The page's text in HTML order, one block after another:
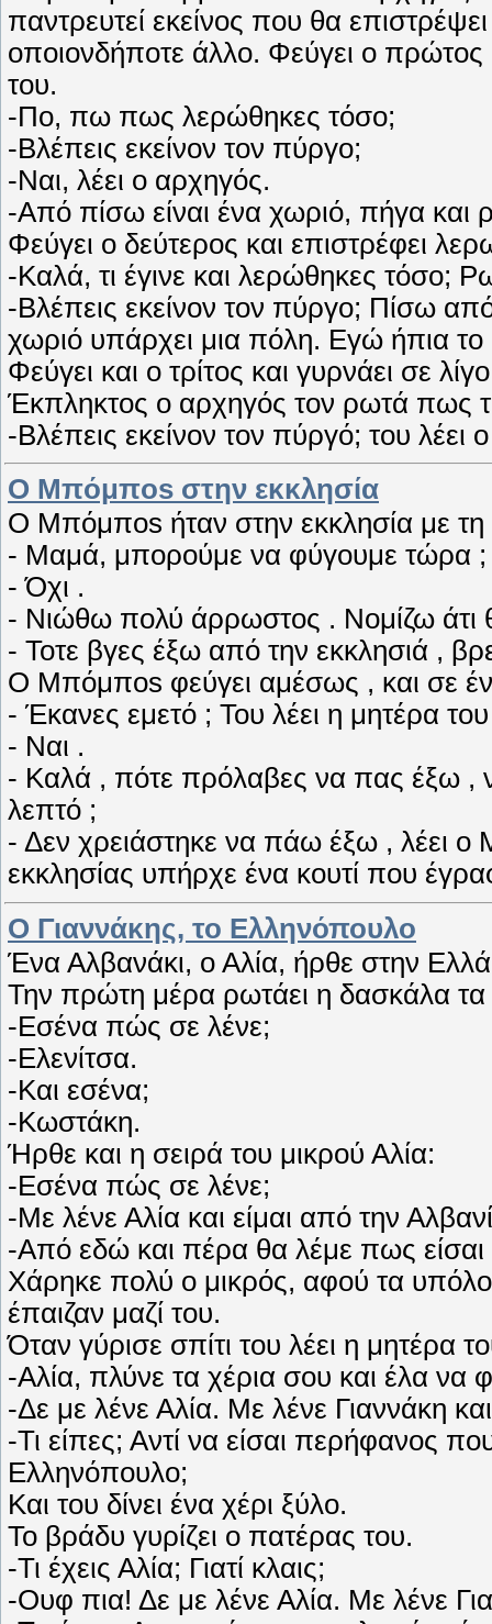
παντρευτεί εκείνος που θα
οποιονδήποτε άλλο. Φεύγει ο πρώτος
του.
-Πο, πω πως λερώθηκες τόσο;
-Βλέπεις εκείνον τον πύργο;
-Ναι, λέει ο αρχηγός.
-Από πίσω είναι ένα χωριό, πήγα και
Φεύγει ο δεύτερος και επιστρέφει
-Καλά, τι έγινε και λερώθηκες τόσο;
-Βλέπεις εκείνον τον πύργο; Πίσω
χωριό υπάρχει μια πόλη. Εγώ ήπια
Φεύγει και ο τρίτος και γυρνάει σε
Έκπληκτος ο αρχηγός τον ρωτά πως
-Βλέπεις εκείνον τον πύργό; του
O Mπόμπos στην εκκλησία
O Mπόμπos ήταν στην εκκλησία με τη
- Μαμά, μπορούμε να φύγουμε τώρα ;
- Όχι .
- Νιώθω πολύ άρρωστος . Noμίζω άτι
- Toτε βγες έξω από την εκκλησιά ,
O Mπόμποs φεύγει αμέσως , και σε
- Έκανες εμετό ; Του λέει η μητέρα
- Nαι .
- Καλά , πότε πρόλαβες να πας έξω ,
λεπτό ;
- Δεν χρειάστηκε να πάω έξω , λέει o
εκκλησίας υπήρχε ένα κουτί που
Ο Γιαννάκης, το Ελληνόπουλο
Ένα Αλβανάκι, ο Αλία, ήρθε στην
Την πρώτη μέρα ρωτάει η δασκάλα τα
-Εσένα πώς σε λένε;
-Ελενίτσα.
-Και εσένα;
-Κωστάκη.
Ήρθε και η σειρά του μικρού Αλία:
-Εσένα πώς σε λένε;
-Με λένε Αλία και είμαι από την
-Από εδώ και πέρα θα λέμε πως είσαι
Χάρηκε πολύ ο μικρός, αφού τα
έπαιζαν μαζί του.
Όταν γύρισε σπίτι του λέει η μητέρα
-Αλία, πλύνε τα χέρια σου και έλα να
-Δε με λένε Αλία. Με λένε Γιαννάκη
-Τι είπες; Αντί να είσαι περήφανος
Ελληνόπουλο;
Και του δίνει ένα χέρι ξύλο.
Το βράδυ γυρίζει ο πατέρας του.
-Τι έχεις Αλία; Γιατί κλαις;
-Ουφ πια! Δε με λένε Αλία. Με λένε